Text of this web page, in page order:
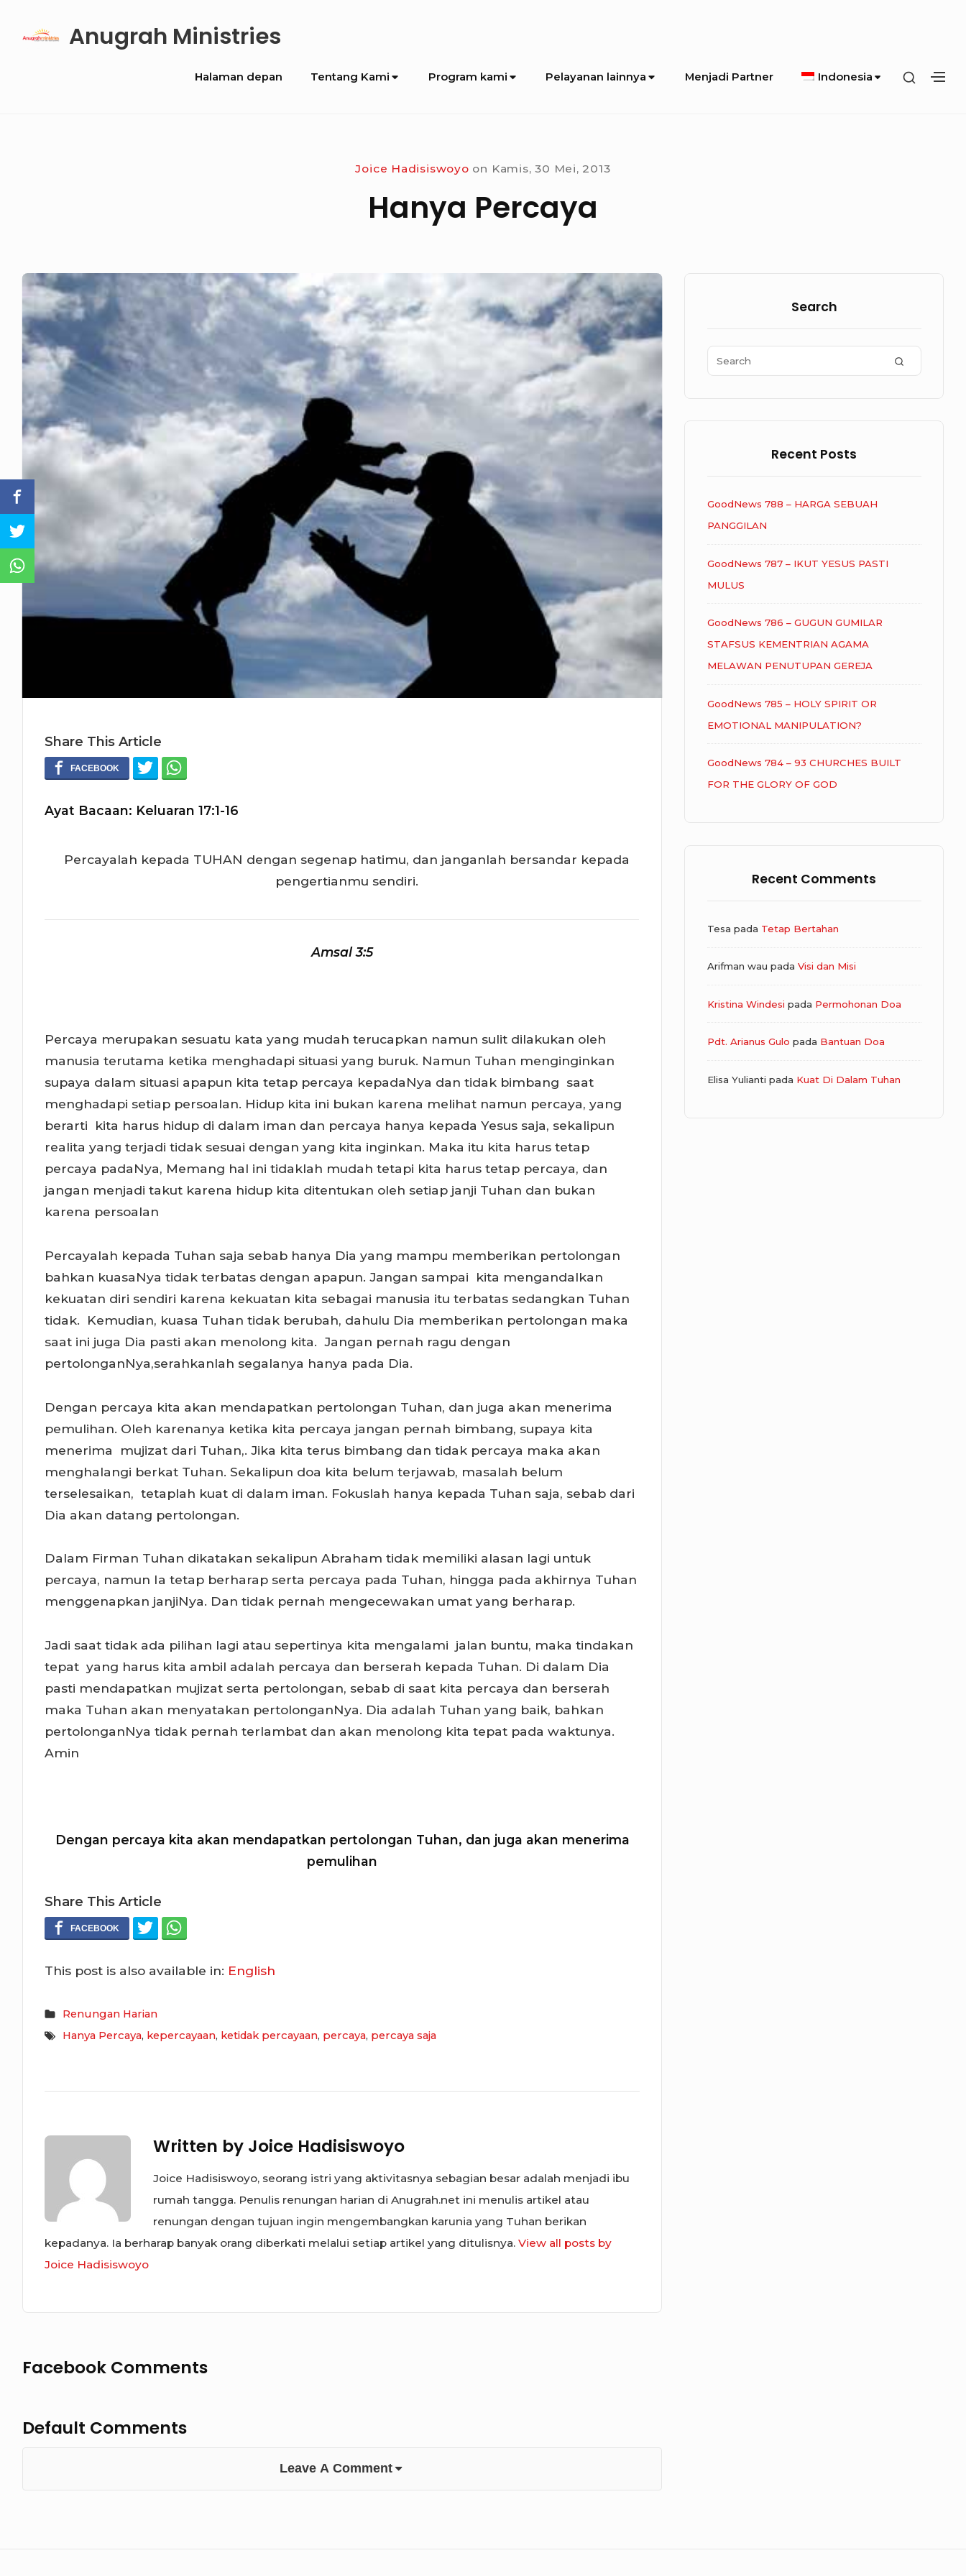
Anugrah Ministries
Site
Halaman depan Tentang Kami Program kami Pelayanan lainnya Menjadi Partner Indonesia
SHOW
Joice Hadisiswoyo on Kamis, 30 Mei, 2013
Hanya Percaya
Share This Article
Ayat Bacaan: Keluaran 17:1-16
Percayalah kepada TUHAN dengan segenap hatimu, dan janganlah bersandar kepada
pengertianmu sendiri.
Amsal 3:5
Percaya merupakan sesuatu kata yang mudah terucapkan namun sulit dilakukan oleh
manusia terutama ketika menghadapi situasi yang buruk. Namun Tuhan menginginkan
supaya dalam situasi apapun kita tetap percaya kepadaNya dan tidak bimbang saat
menghadapi setiap persoalan. Hidup kita ini bukan karena melihat namun percaya, yang
berarti kita harus hidup di dalam iman dan percaya hanya kepada Yesus saja, sekalipun
realita yang terjadi tidak sesuai dengan yang kita inginkan. Maka itu kita harus tetap
percaya padaNya, Memang hal ini tidaklah mudah tetapi kita harus tetap percaya, dan
jangan menjadi takut karena hidup kita ditentukan oleh setiap janji Tuhan dan bukan
karena persoalan
Percayalah kepada Tuhan saja sebab hanya Dia yang mampu memberikan pertolongan
bahkan kuasaNya tidak terbatas dengan apapun. Jangan sampai kita mengandalkan
kekuatan diri sendiri karena kekuatan kita sebagai manusia itu terbatas sedangkan Tuhan
tidak. Kemudian, kuasa Tuhan tidak berubah, dahulu Dia memberikan pertolongan maka
saat ini juga Dia pasti akan menolong kita. Jangan pernah ragu dengan
pertolonganNya,serahkanlah segalanya hanya pada Dia.
Dengan percaya kita akan mendapatkan pertolongan Tuhan, dan juga akan menerima
pemulihan. Oleh karenanya ketika kita percaya jangan pernah bimbang, supaya kita
menerima mujizat dari Tuhan,. Jika kita terus bimbang dan tidak percaya maka akan
menghalangi berkat Tuhan. Sekalipun doa kita belum terjawab, masalah belum
terselesaikan, tetaplah kuat di dalam iman. Fokuslah hanya kepada Tuhan saja, sebab dari
Dia akan datang pertolongan.
Dalam Firman Tuhan dikatakan sekalipun Abraham tidak memiliki alasan lagi untuk
percaya, namun Ia tetap berharap serta percaya pada Tuhan, hingga pada akhirnya Tuhan
menggenapkan janjiNya. Dan tidak pernah mengecewakan umat yang berharap.
Jadi saat tidak ada pilihan lagi atau sepertinya kita mengalami jalan buntu, maka tindakan
tepat yang harus kita ambil adalah percaya dan berserah kepada Tuhan. Di dalam Dia
pasti mendapatkan mujizat serta pertolongan, sebab di saat kita percaya dan berserah
maka Tuhan akan menyatakan pertolonganNya. Dia adalah Tuhan yang baik, bahkan
pertolonganNya tidak pernah terlambat dan akan menolong kita tepat pada waktunya.
Amin
Dengan percaya kita akan mendapatkan pertolongan Tuhan, dan juga akan menerima
pemulihan
Share This Article
This post is also available in: English
Renungan Harian
Hanya Percaya, kepercayaan, ketidak percayaan, percaya, percaya saja
Written by Joice Hadisiswoyo
Joice Hadisiswoyo, seorang istri yang aktivitasnya sebagian besar adalah menjadi ibu
rumah tangga. Penulis renungan harian di Anugrah.net ini menulis artikel atau
renungan dengan tujuan ingin mengembangkan karunia yang Tuhan berikan
kepadanya. Ia berharap banyak orang diberkati melalui setiap artikel yang ditulisnya.View all posts by
Joice Hadisiswoyo
Facebook Comments
Default Comments
Leave A Comment
Search
Search
for:
Recent Posts
GoodNews 788 – HARGA SEBUAH
PANGGILAN
GoodNews 787 – IKUT YESUS PASTI
MULUS
GoodNews 786 – GUGUN GUMILAR
STAFSUS KEMENTRIAN AGAMA
MELAWAN PENUTUPAN GEREJA
GoodNews 785 – HOLY SPIRIT OR
EMOTIONAL MANIPULATION?
GoodNews 784 – 93 CHURCHES BUILT
FOR THE GLORY OF GOD
Recent Comments
Tesa pada Tetap Bertahan
Arifman wau pada Visi dan Misi
Kristina Windesi pada Permohonan Doa
Pdt. Arianus Gulo pada Bantuan Doa
Elisa Yulianti pada Kuat Di Dalam Tuhan